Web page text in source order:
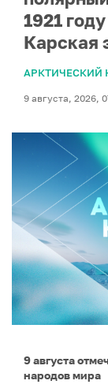
1921
Карская
АРКТИЧЕСКИЙ
9 августа, 2026,
9 августа
народов мира